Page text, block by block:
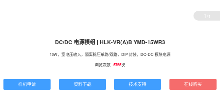
1 /1
DC/DC 电源模组 | HLK-VR(A)B YMD-15WR3
15W，宽电压输入，隔离稳压单路/双路，DIP 封装，DC-DC 模块电源
浏览次数 :5765次
样机申请 资料下载 技术支持 在线购买